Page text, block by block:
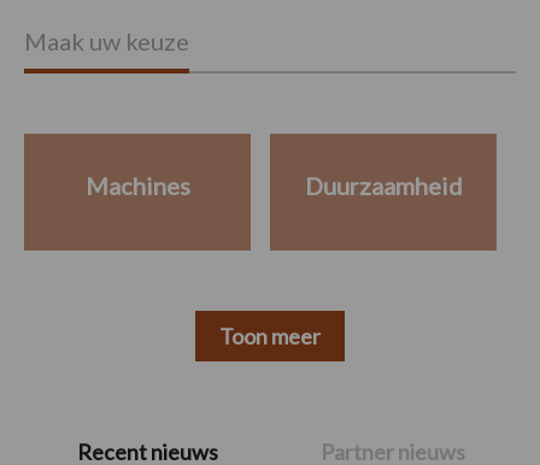
PrimaireRecent nieuws Partner nieuws
Maak uw keuze
Machines Duurzaamheid
Toon meer